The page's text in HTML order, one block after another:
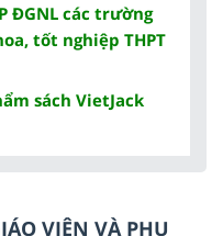
ĐGNL các trường
tốt nghiệp THPT
sách VietJack
VIÊN VÀ PHỤ